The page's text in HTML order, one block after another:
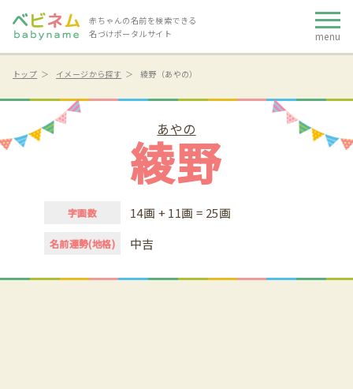
赤ちゃんの名前を検索できる
名づけポータルサイト
menu
トップ イメージから探す 綾野（あやの）
あやの
綾野
字画数 14画 + 11画 = 25画
名前運勢(地格) 中吉